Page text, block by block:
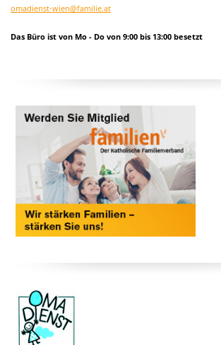
omadienst-wien@familie.at
Das Büro ist von Mo - Do von 9:00 bis 13:00 besetzt